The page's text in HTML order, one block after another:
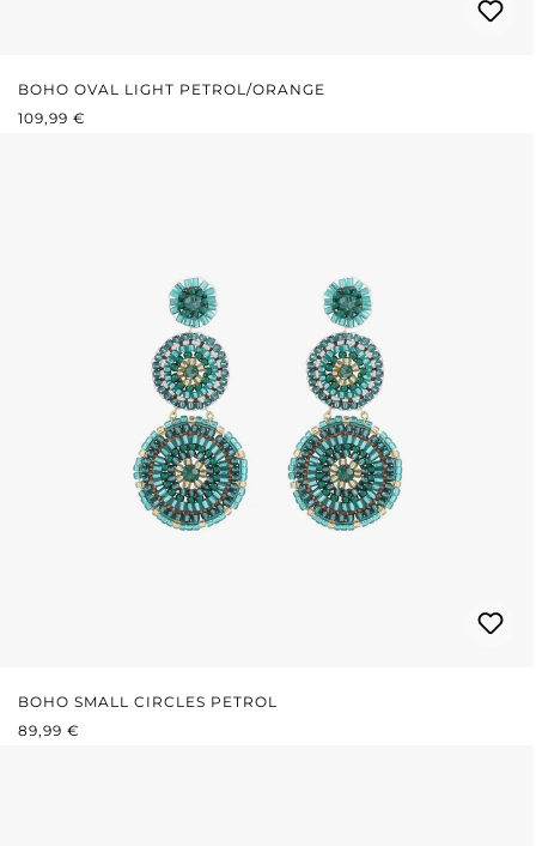
BOHO OVAL LIGHT PETROL/ORANGE
REGULÄRER PREIS:
109,99 €
BOHO SMALL CIRCLES PETROL
REGULÄRER PREIS:
89,99 €